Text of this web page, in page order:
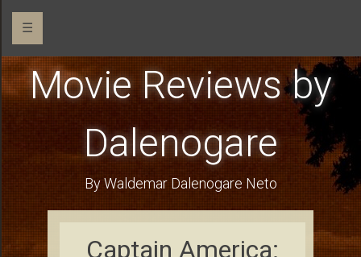
☰
Movie Reviews by
Dalenogare
By Waldemar Dalenogare Neto
Captain America: